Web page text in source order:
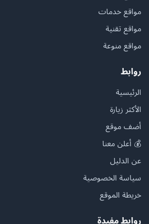
مواقع خدمات
مواقع تقنية
مواقع منوعة
روابط
الرئيسية
الأكثر زيارة
أضف موقع
💰 أعلن معنا
عن الدليل
سياسة الخصوصية
خريطة الموقع
روابط مفيدة